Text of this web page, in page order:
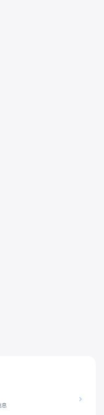
息